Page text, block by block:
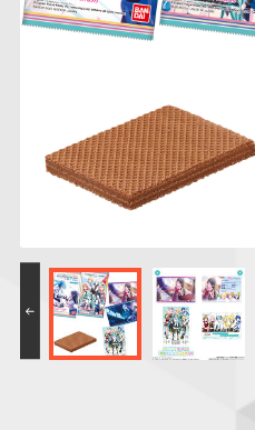
PROJECT R.E.D.・
スーパー戦隊シリー
ポケット
つりグミ